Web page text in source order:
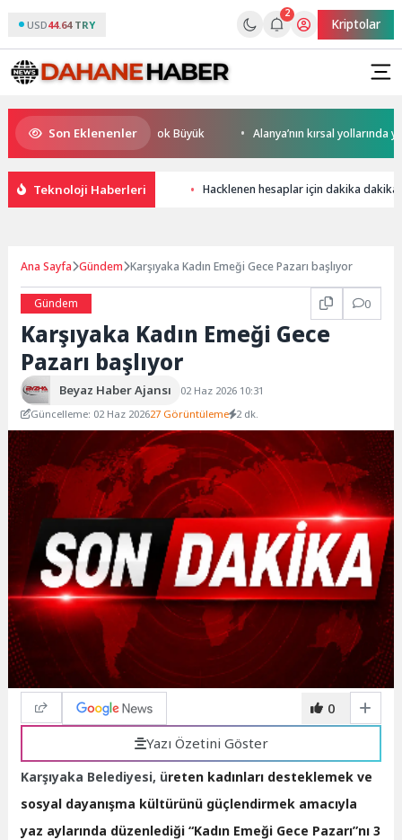
USD44.64 TRY
2
Kriptolar
Son Eklenenler
Rekabet Potansiyeli Çok Büyük Alanya’nın kırsal yollarında
Teknoloji Haberleri Hacklenen hesaplar için dakika
Ana Sayfa Gündem Karşıyaka Kadın Emeği Gece Pazarı başlıyor
Gündem 0
Karşıyaka Kadın Emeği Gece
Pazarı başlıyor
Beyaz Haber Ajansı
02 Haz 2026 10:31
Güncelleme: 02 Haz 202627 Görüntüleme 2 dk.
0
Yazı Özetini Göster
Karşıyaka Belediyesi, üreten kadınları desteklemek ve
sosyal dayanışma kültürünü güçlendirmek amacıyla
yaz aylarında düzenlediği “Kadın Emeği Gece Pazarı”nı 3